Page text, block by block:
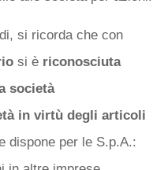
si ricorda che con
si è riconosciuta
società
in virtù degli articoli
dispone per le S.p.A.: